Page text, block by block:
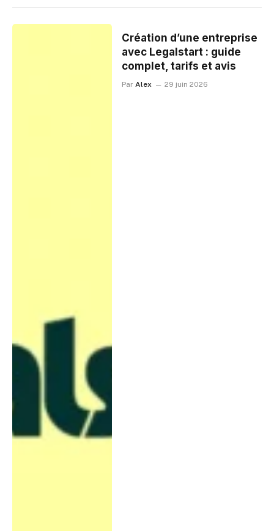
Création d’une entreprise
avec Legalstart : guide
complet, tarifs et avis
Par Alex 29 juin 2026